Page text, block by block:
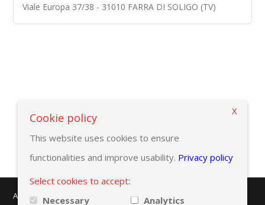
Viale Europa 37/38 - 31010 FARRA DI SOLIGO (TV)
Вернуться к критериям выбора
AMAPLAST - Centro Direzionale Milanofiori - Strada 1 - Palazzo F/3
Cookie policy
This website uses cookies to ensure
functionalities and improve usability. Privacy policy
Select cookies to accept:
Necessary
Analytics
X